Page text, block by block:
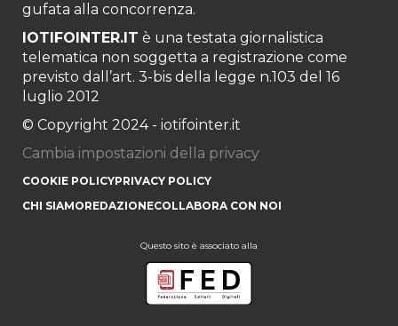
gufata alla concorrenza.
IOTIFOINTER.IT è una testata giornalistica
telematica non soggetta a registrazione come
previsto dall’art. 3-bis della legge n.103 del 16
luglio 2012
© Copyright 2024 - iotifointer.it
Cambia impostazioni della privacy
COOKIE POLICYPRIVACY POLICY
CHI SIAMOREDAZIONECOLLABORA CON NOI
Questo sito è associato alla